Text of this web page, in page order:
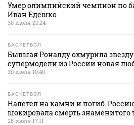
Умер олимпийский чемпион по
Иван Едешко
30 июля 20:24
БАСКЕТБОЛ
Бывшая Роналду охмурила
супермодели из России новая
30 июля 10:40
БАСКЕТБОЛ
Налетел на камни и погиб.
шокировала смерть знаменитого
28 июля 17:11